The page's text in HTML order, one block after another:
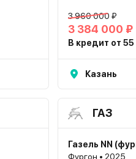
3 960 000 ₽
3 384 000 ₽
В кредит от
Казань
ГАЗ
Газель NN
Фургон • 2025